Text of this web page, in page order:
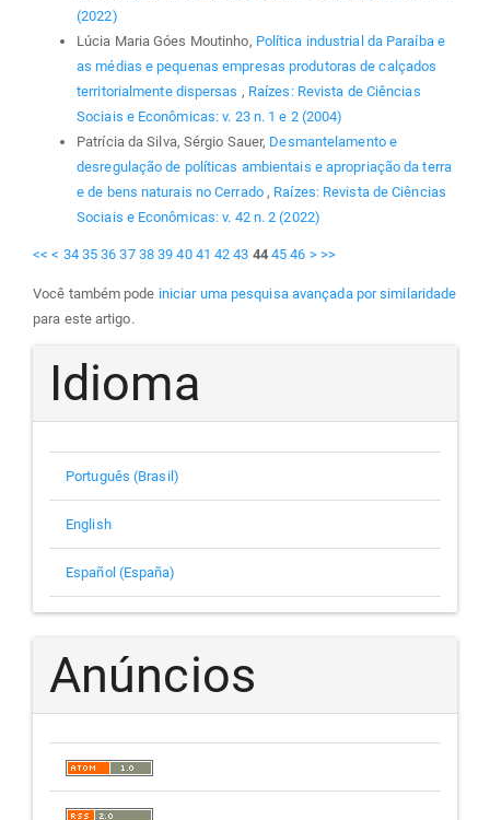
(2022)
Lúcia Maria Góes Moutinho, Política industrial da Paraíba e
as médias e pequenas empresas produtoras de calçados
territorialmente dispersas , Raízes: Revista de Ciências
Sociais e Econômicas: v. 23 n. 1 e 2 (2004)
Patrícia da Silva, Sérgio Sauer, Desmantelamento e
desregulação de políticas ambientais e apropriação da terra
e de bens naturais no Cerrado , Raízes: Revista de Ciências
Sociais e Econômicas: v. 42 n. 2 (2022)
<< < 34 35 36 37 38 39 40 41 42 43 44 45 46 > >>
Você também pode iniciar uma pesquisa avançada por similaridade
para este artigo.
Idioma
Português (Brasil)
English
Español (España)
Anúncios